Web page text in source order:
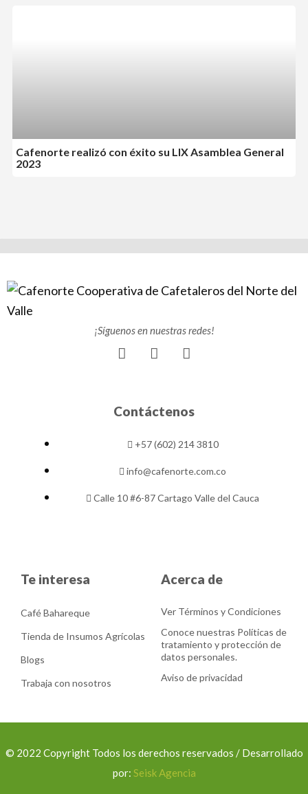
Cafenorte realizó con éxito su LIX Asamblea General
2023
¡Síguenos en nuestras redes!
F
a
b
o
k
I
n
g
a
Y
o
b
Contáctenos
+57 (602) 214 3810
info@cafenorte.com.co
Calle 10 #6-87 Cartago Valle del Cauca
Te interesa
Café Bahareque
Tienda de Insumos Agrícolas
Blogs
Trabaja con nosotros
Acerca de
Ver Términos y Condiciones
Conoce nuestras Políticas de
tratamiento y protección de
datos personales.
Aviso de privacidad
© 2022 Copyright Todos los derechos reservados / Desarrollado
por: Seisk Agencia